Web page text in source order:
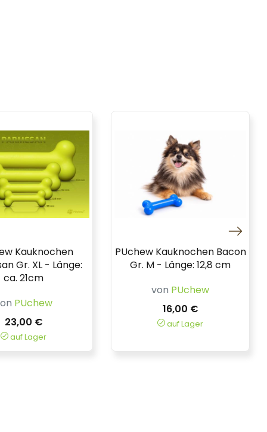
Kauknochen
Gr. XL - Länge:
ca. 21cm
PUchew
23,00 €
auf Lager
PUchew Kauknochen Bacon
Gr. M - Länge: 12,8 cm
von PUchew
16,00 €
auf Lager